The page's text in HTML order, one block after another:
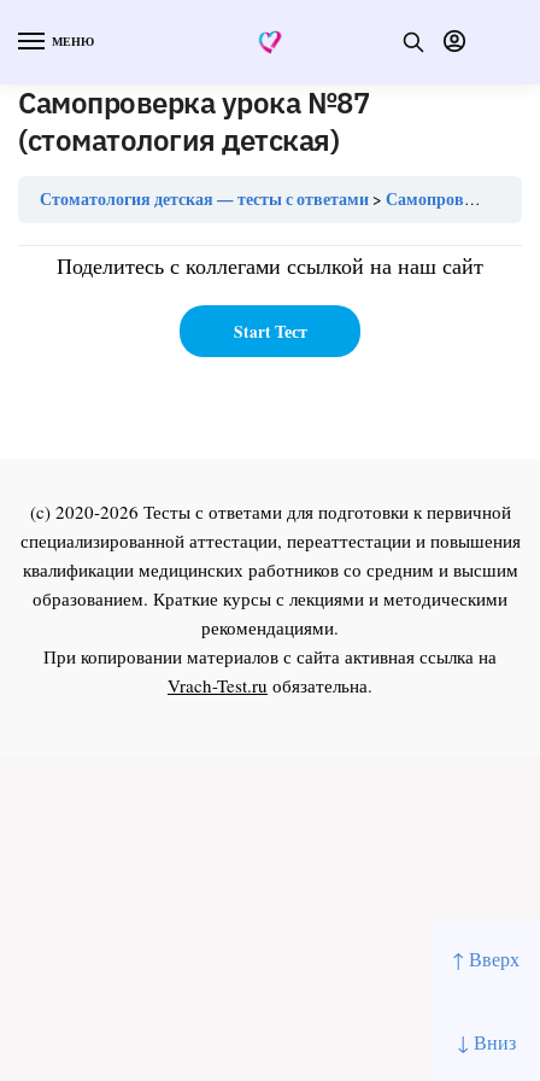
↑ Вверх
↓ Вниз
МЕНЮ
Самопроверка урока №87
(стоматология детская)
Стоматология детская — тесты с ответами Самопроверка урока №87 (стоматология детская)
Поделитесь с коллегами ссылкой на наш сайт
(c) 2020-2026 Тесты с ответами для подготовки к первичной
специализированной аттестации, переаттестации и повышения
квалификации медицинских работников со средним и высшим
образованием. Краткие курсы с лекциями и методическими
рекомендациями.
При копировании материалов с сайта активная ссылка на
Vrach-Test.ru обязательна.